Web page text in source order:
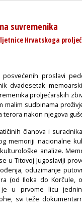
suvremenika
Hrvatskoga
proslavi
dvadesetak
proljećarskih
malim sudbinama
nakon njegova
članova i
memoriji nacionalne
analize.
u Titovoj Jugoslaviji
oduzimanje
(od Iloka do Korčule,
je u prvome licu
svi teže